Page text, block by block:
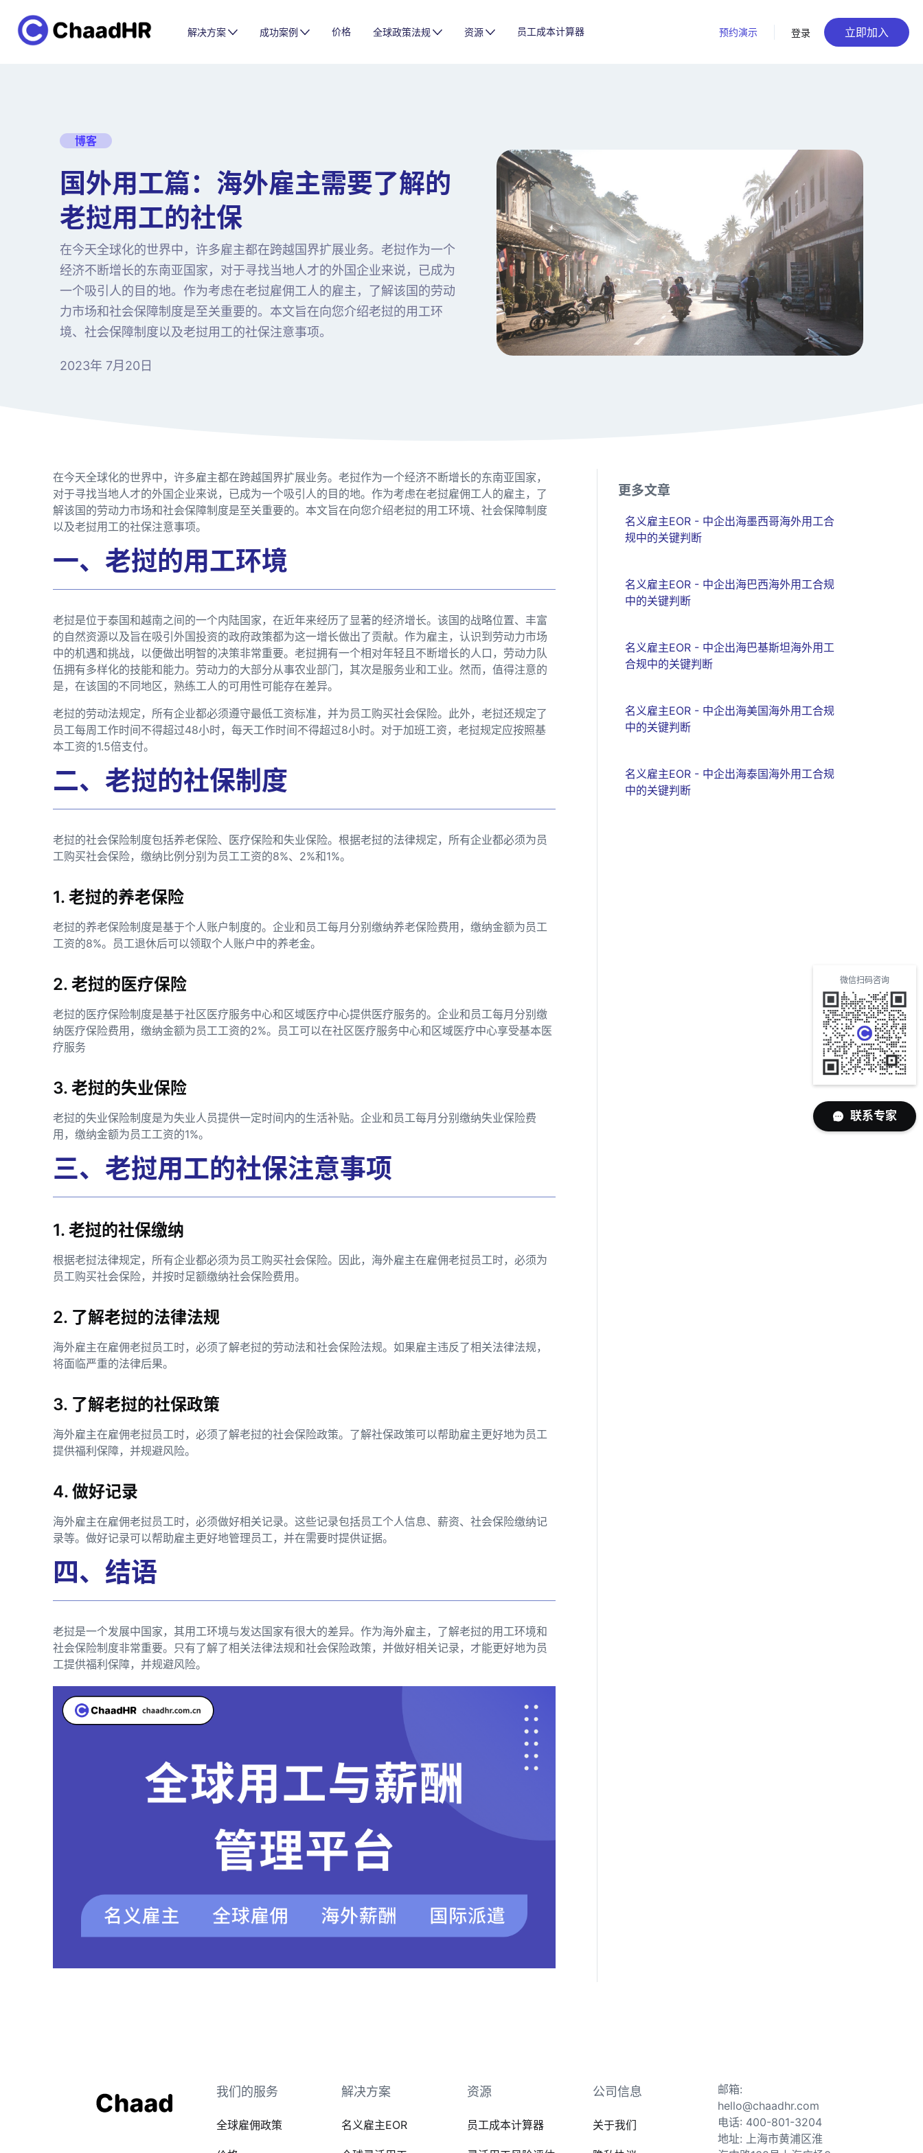
解决方案 成功案例 价格 全球政策法规 资源 员工成本计算器 预约演示 登录 立即加入
博客
国外用工篇：海外雇主需要了解的
老挝用工的社保
在今天全球化的世界中，许多雇主都在跨越国界扩展业务。老挝作为一个
经济不断增长的东南亚国家，对于寻找当地人才的外国企业来说，已成为
一个吸引人的目的地。作为考虑在老挝雇佣工人的雇主，了解该国的劳动
力市场和社会保障制度是至关重要的。本文旨在向您介绍老挝的用工环
境、社会保障制度以及老挝用工的社保注意事项。
2023年 7月20日
在今天全球化的世界中，许多雇主都在跨越国界扩展业务。老挝作为一个经济不断增长的东南亚国家，
对于寻找当地人才的外国企业来说，已成为一个吸引人的目的地。作为考虑在老挝雇佣工人的雇主，了
解该国的劳动力市场和社会保障制度是至关重要的。本文旨在向您介绍老挝的用工环境、社会保障制度
以及老挝用工的社保注意事项。
一、老挝的用工环境
老挝是位于泰国和越南之间的一个内陆国家，在近年来经历了显著的经济增长。该国的战略位置、丰富
的自然资源以及旨在吸引外国投资的政府政策都为这一增长做出了贡献。作为雇主，认识到劳动力市场
中的机遇和挑战，以便做出明智的决策非常重要。老挝拥有一个相对年轻且不断增长的人口，劳动力队
伍拥有多样化的技能和能力。劳动力的大部分从事农业部门，其次是服务业和工业。然而，值得注意的
是，在该国的不同地区，熟练工人的可用性可能存在差异。
老挝的劳动法规定，所有企业都必须遵守最低工资标准，并为员工购买社会保险。此外，老挝还规定了
员工每周工作时间不得超过48小时，每天工作时间不得超过8小时。对于加班工资，老挝规定应按照基
本工资的1.5倍支付。
二、老挝的社保制度
老挝的社会保险制度包括养老保险、医疗保险和失业保险。根据老挝的法律规定，所有企业都必须为员
工购买社会保险，缴纳比例分别为员工工资的8%、2%和1%。
1. 老挝的养老保险
老挝的养老保险制度是基于个人账户制度的。企业和员工每月分别缴纳养老保险费用，缴纳金额为员工
工资的8%。员工退休后可以领取个人账户中的养老金。
2. 老挝的医疗保险
老挝的医疗保险制度是基于社区医疗服务中心和区域医疗中心提供医疗服务的。企业和员工每月分别缴
纳医疗保险费用，缴纳金额为员工工资的2%。员工可以在社区医疗服务中心和区域医疗中心享受基本医
疗服务
3. 老挝的失业保险
老挝的失业保险制度是为失业人员提供一定时间内的生活补贴。企业和员工每月分别缴纳失业保险费
用，缴纳金额为员工工资的1%。
三、老挝用工的社保注意事项
1. 老挝的社保缴纳
根据老挝法律规定，所有企业都必须为员工购买社会保险。因此，海外雇主在雇佣老挝员工时，必须为
员工购买社会保险，并按时足额缴纳社会保险费用。
2. 了解老挝的法律法规
海外雇主在雇佣老挝员工时，必须了解老挝的劳动法和社会保险法规。如果雇主违反了相关法律法规，
将面临严重的法律后果。
3. 了解老挝的社保政策
海外雇主在雇佣老挝员工时，必须了解老挝的社会保险政策。了解社保政策可以帮助雇主更好地为员工
提供福利保障，并规避风险。
4. 做好记录
海外雇主在雇佣老挝员工时，必须做好相关记录。这些记录包括员工个人信息、薪资、社会保险缴纳记
录等。做好记录可以帮助雇主更好地管理员工，并在需要时提供证据。
四、结语
老挝是一个发展中国家，其用工环境与发达国家有很大的差异。作为海外雇主，了解老挝的用工环境和
社会保险制度非常重要。只有了解了相关法律法规和社会保险政策，并做好相关记录，才能更好地为员
工提供福利保障，并规避风险。
更多文章
名义雇主EOR - 中企出海墨西哥海外用工合
规中的关键判断
名义雇主EOR - 中企出海巴西海外用工合规
中的关键判断
名义雇主EOR - 中企出海巴基斯坦海外用工
合规中的关键判断
名义雇主EOR - 中企出海美国海外用工合规
中的关键判断
名义雇主EOR - 中企出海泰国海外用工合规
中的关键判断
我们的服务
全球雇佣政策
解决方案
名义雇主EOR
资源
员工成本计算器
公司信息
关于我们
邮箱:
hello@chaadhr.com
电话: 400-801-3204
地址: 上海市黄浦区淮
微信扫码咨询
联系专家